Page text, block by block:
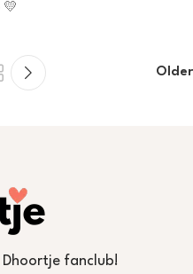
💛
Older
fanclub!